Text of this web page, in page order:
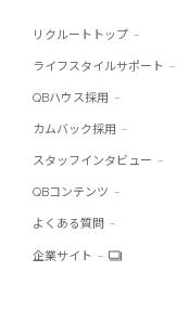
リクルートトップ
ライフスタイルサポート
QBハウス採用
カムバック採用
スタッフインタビュー
QBコンテンツ
よくある質問
企業サイト